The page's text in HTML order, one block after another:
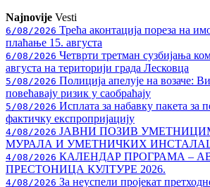
Najnovije Vesti
6/08/2026 Трећа аконтација пореза на
плаћање 15. августа
6/08/2026 Четврти третман сузбијања
августа на територији града Лесковца
5/08/2026 Полиција апелује на возаче:
повећавају ризик у саобраћају
5/08/2026 Исплата за набавку пакета за
фактичку експропријацију
4/08/2026 ЈАВНИ ПОЗИВ
МУРАЛА И УМЕТНИЧКИХ
4/08/2026 КАЛЕНДАР ПРОГРАМА –
ПРЕСТОНИЦА КУЛТУРЕ 2026.
4/08/2026 За неуспели пројекат